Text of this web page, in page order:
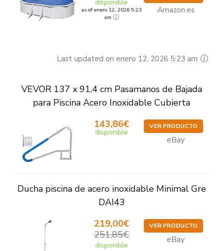
disponible
as of enero 12, 2026 5:23
am
Amazon.es
Last updated on enero 12, 2026 5:23 am
VEVOR 137 x 91,4 cm Pasamanos de Bajada
para Piscina Acero Inoxidable Cubierta
143,86€
disponible
VER PRODUCTO
eBay
Ducha piscina de acero inoxidable Minimal Gre
DAI43
219,00€
251,85€
disponible
VER PRODUCTO
eBay